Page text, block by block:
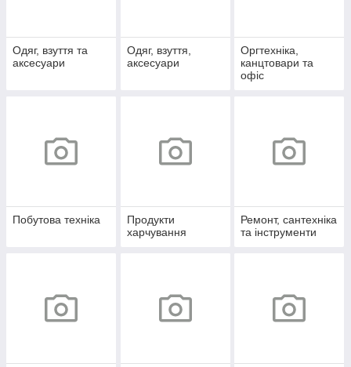
Одяг, взуття та
аксесуари
Одяг, взуття,
аксесуари
Оргтехніка,
канцтовари та
офіс
Побутова техніка
Продукти
харчування
Ремонт, сантехніка
та інструменти